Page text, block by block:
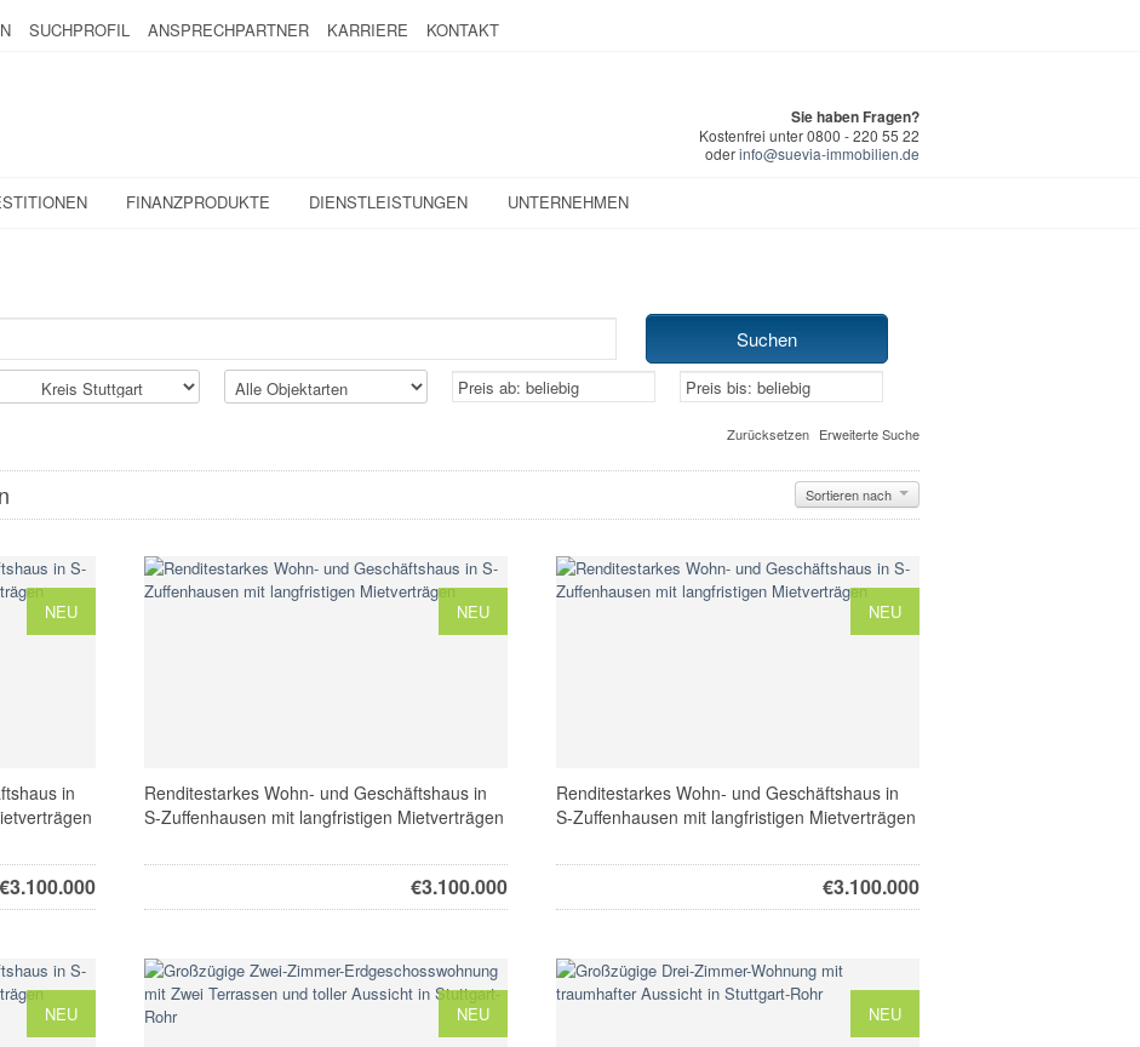
SUCHPROFIL ANSPRECHPARTNER KARRIERE KONTAKT
Sie haben Fragen?
Kostenfrei unter 0800 - 220 55 22
oderinfo@suevia-immobilien.de
FINANZPRODUKTE DIENSTLEISTUNGEN UNTERNEHMEN
Zurücksetzen Erweiterte Suche
Sortieren nach
NEU
in
€3.100.000
NEU
Renditestarkes Wohn- und Geschäftshaus in
S-Zuffenhausen mit langfristigen Mietverträgen
€3.100.000
NEU
Renditestarkes Wohn- und Geschäftshaus in
S-Zuffenhausen mit langfristigen Mietverträgen
€3.100.000
NEU NEU NEU